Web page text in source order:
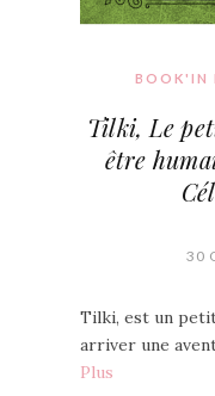
BOOK'IN
Tilki, Le
être
30
Tilki, est un
arriver une
Plus